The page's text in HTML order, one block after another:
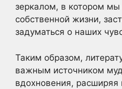
зеркалом, в котором
собственной жизни,
задуматься о наших
Таким образом,
важным источником
вдохновения,